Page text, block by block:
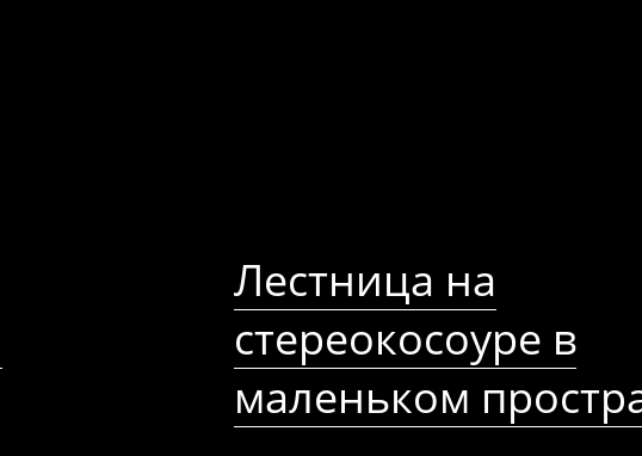
Лестница на
стереокосоуре в
маленьком